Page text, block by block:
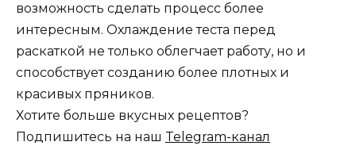
возможность сделать процесс более
интересным. Охлаждение теста перед
раскаткой не только облегчает работу, но и
способствует созданию более плотных и
красивых пряников.
Хотите больше вкусных рецептов?
Подпишитесь на наш Telegram-канал